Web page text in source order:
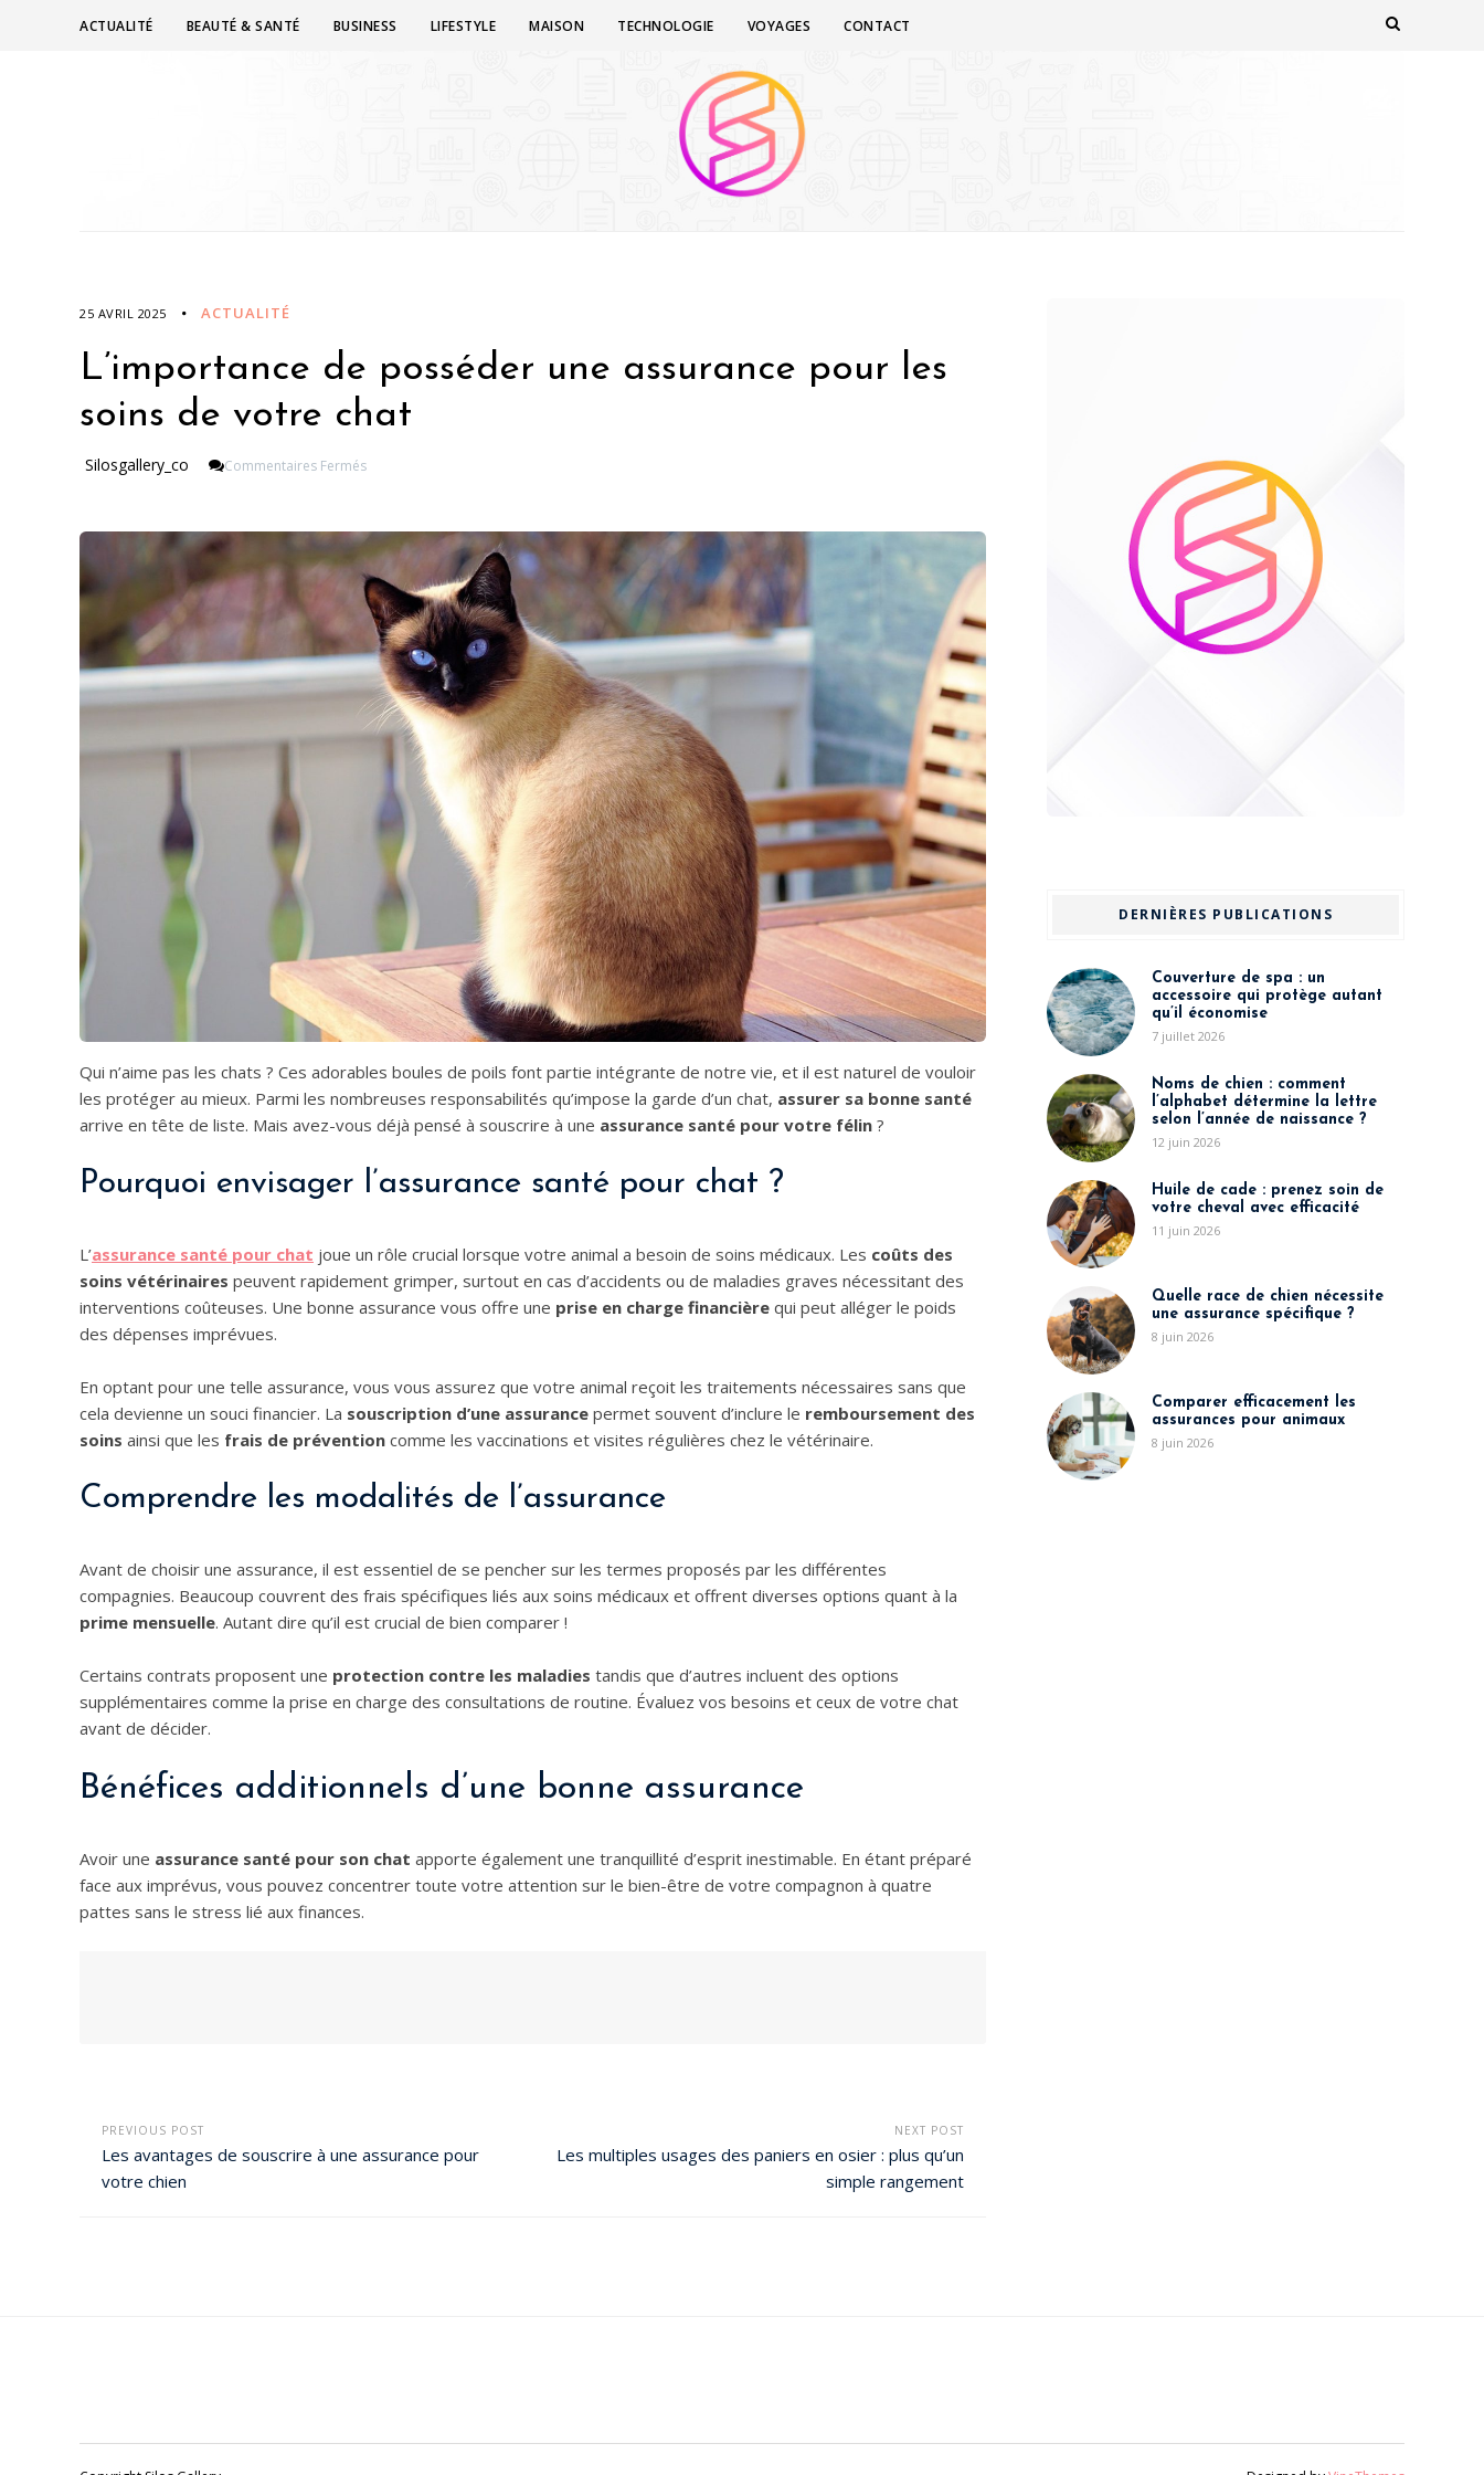
ACTUALITÉ BEAUTÉ & SANTÉ BUSINESS LIFESTYLE MAISON TECHNOLOGIE VOYAGES CONTACT
25 AVRIL 2025 ACTUALITÉ
L’importance de posséder une assurance pour les
soins de votre chat
Silosgallery_co Commentaires FermésSur
Pour
Les
Soins
De
Votre
Chat
Qui n’aime pas les chats ? Ces adorables boules de poils font partie intégrante de notre vie, et il est naturel de vouloir
les protéger au mieux. Parmi les nombreuses responsabilités qu’impose la garde d’un chat, assurer sa bonne santé
arrive en tête de liste. Mais avez-vous déjà pensé à souscrire à une assurance santé pour votre félin ?
Pourquoi envisager l’assurance santé pour chat ?
L’assurance santé pour chat joue un rôle crucial lorsque votre animal a besoin de soins médicaux. Les coûts des
soins vétérinaires peuvent rapidement grimper, surtout en cas d’accidents ou de maladies graves nécessitant des
interventions coûteuses. Une bonne assurance vous offre une prise en charge financière qui peut alléger le poids
des dépenses imprévues.
En optant pour une telle assurance, vous vous assurez que votre animal reçoit les traitements nécessaires sans que
cela devienne un souci financier. La souscription d’une assurance permet souvent d’inclure le remboursement des
soins ainsi que les frais de prévention comme les vaccinations et visites régulières chez le vétérinaire.
Comprendre les modalités de l’assurance
Avant de choisir une assurance, il est essentiel de se pencher sur les termes proposés par les différentes
compagnies. Beaucoup couvrent des frais spécifiques liés aux soins médicaux et offrent diverses options quant à la
prime mensuelle. Autant dire qu’il est crucial de bien comparer !
Certains contrats proposent une protection contre les maladies tandis que d’autres incluent des options
supplémentaires comme la prise en charge des consultations de routine. Évaluez vos besoins et ceux de votre chat
avant de décider.
Bénéfices additionnels d’une bonne assurance
Avoir une assurance santé pour son chat apporte également une tranquillité d’esprit inestimable. En étant préparé
face aux imprévus, vous pouvez concentrer toute votre attention sur le bien-être de votre compagnon à quatre
pattes sans le stress lié aux finances.
PREVIOUS POST
Les avantages de souscrire à une assurance pour
votre chien
NEXT POST
Les multiples usages des paniers en osier : plus qu’un
simple rangement
DERNIÈRES PUBLICATIONS
Couverture de spa : un
accessoire qui protège autant
qu’il économise
7 juillet 2026
Noms de chien : comment
l’alphabet détermine la lettre
selon l’année de naissance ?
12 juin 2026
Huile de cade : prenez soin de
votre cheval avec efficacité
11 juin 2026
Quelle race de chien nécessite
une assurance spécifique ?
8 juin 2026
Comparer efficacement les
assurances pour animaux
8 juin 2026